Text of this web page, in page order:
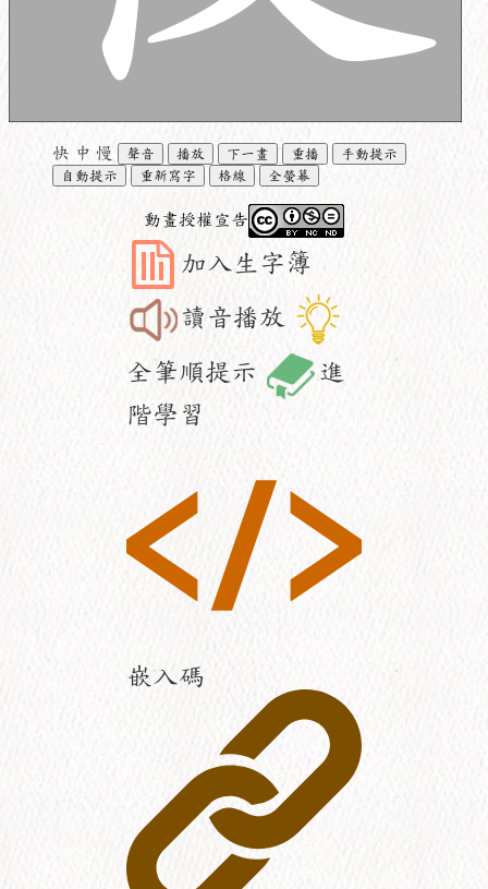
快 中 慢 聲音 播放 下一畫 重播
手動提示
自動提示
重新寫字 格線 全螢幕
動畫授權宣告
加入生字簿
讀音播放
全筆順提示
進
階學習
嵌入碼